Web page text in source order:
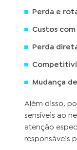
Perda e
Custos com
Perda
Mudança
Além disso,
sensíveis ao
atenção
responsáveis